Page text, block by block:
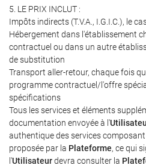
5. LE PRIX INCLUT :
Impôts indirects (T.V.A., I.G.I.C.), le
Hébergement dans l'établissement
contractuel ou dans un autre
de substitution
Transport aller-retour, chaque fois
programme contractuel/l'offre
spécifications
Tous les services et éléments
documentation envoyée à l'
authentique des services
proposée par la Plateforme, ce qui
l'Utilisateurdevra consulter la